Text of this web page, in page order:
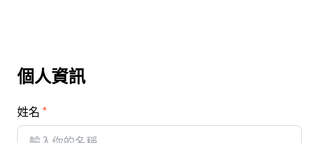
個人資訊
姓名